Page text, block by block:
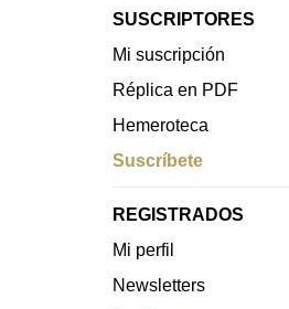
SUSCRIPTORES
Mi suscripción
Réplica en PDF
Hemeroteca
Suscríbete
REGISTRADOS
Mi perfil
Newsletters